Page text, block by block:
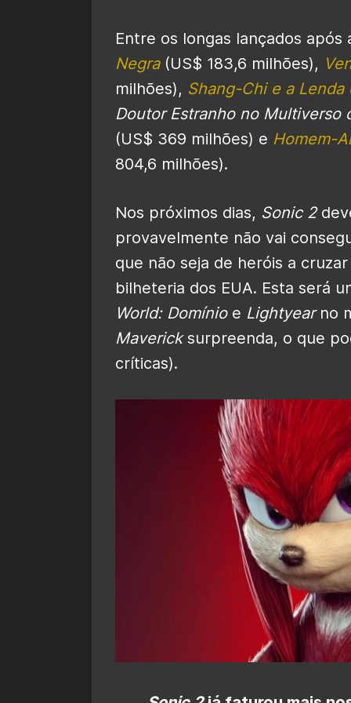
Entre os longas lançados
Negra(US$ 183,6 milhões),
milhões), Shang-Chi e a Lenda
Doutor Estranho no Multiverso
(US$ 369 milhões) e Homem-
804,6 milhões).
Nos próximos dias, Sonic 2
provavelmente não vai
que não seja de heróis a
bilheteria dos EUA. Esta será
World: Domínioe Lightyearno
Mavericksurpreenda, o que
críticas).